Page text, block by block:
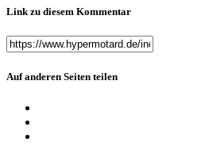
Link zu diesem Kommentar
Auf anderen Seiten teilen